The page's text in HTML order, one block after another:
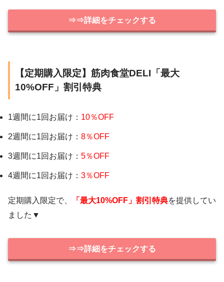
⇒⇒詳細をチェックする
【定期購入限定】筋肉食堂DELI「最大
10%OFF」割引特典
1週間に1回お届け： 10％OFF
2週間に1回お届け： 8％OFF
3週間に1回お届け： 5％OFF
4週間に1回お届け： 3％OFF
定期購入限定で、 「最大10%OFF」割引特典を提供してい
ました▼
⇒⇒詳細をチェックする